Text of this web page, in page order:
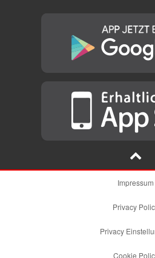
Impressum
Privacy
Privacy
Cookie